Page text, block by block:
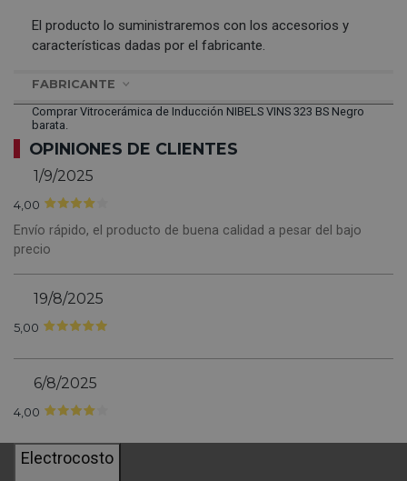
El producto lo suministraremos con los accesorios y
características dadas por el fabricante.
FABRICANTE
Comprar Vitrocerámica de Inducción NIBELS VINS 323 BS Negro
barata.
OPINIONES DE CLIENTES
1/9/2025
4,00
Envío rápido, el producto de buena calidad a pesar del bajo
precio
19/8/2025
5,00
6/8/2025
4,00
Electrocosto